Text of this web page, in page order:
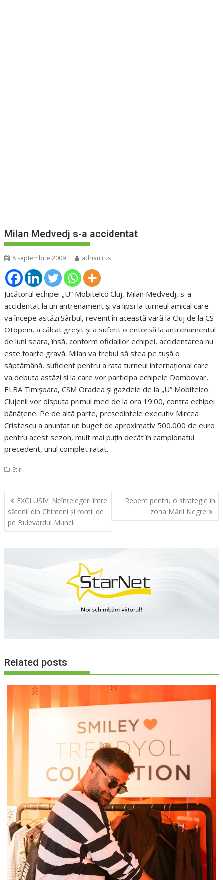
Milan Medvedj s-a accidentat
8 septembrie 2009 adrian.rus
Jucătorul echipei „U” Mobitelco Cluj, Milan Medvedj, s-a
accidentat la un antrenament şi va lipsi la turneul amical care
va începe astăzi.Sârbul, revenit în această vară la Cluj de la CS
Otopeni, a călcat greşit şi a suferit o entorsă la antrenamentul
de luni seara, însă, conform oficialilor echipei, accidentarea nu
este foarte gravă. Milan va trebui să stea pe tuşă o
săptămână, suficient pentru a rata turneul internaţional care
va debuta astăzi şi la care vor participa echipele Dombovar,
ELBA Timişoara, CSM Oradea şi gazdele de la „U” Mobitelco.
Clujenii vor disputa primul meci de la ora 19:00, contra echipei
bănăţene. Pe de altă parte, preşedintele executiv Mircea
Cristescu a anunţat un buget de aproximativ 500.000 de euro
pentru acest sezon, mult mai puţin decât în campionatul
precedent, unul complet ratat.
Stiri
Navigare
în
articole
EXCLUSIV: Neînţelegeri între
sătenii din Chinteni şi romii de
pe Bulevardul Muncii
Repere pentru o strategie în
zona Mării Negre
Related posts